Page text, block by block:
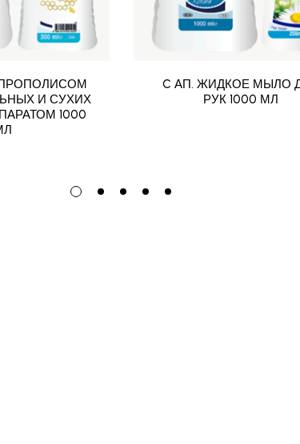
И СУХИХ
1000
C АП. ЖИДКОЕ МЫЛО
РУК 1000 МЛ